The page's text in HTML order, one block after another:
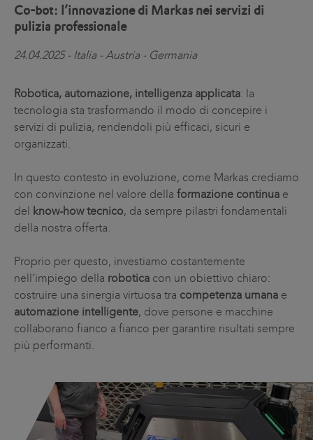
Co-bot: l’innovazione di Markas nei servizi di
pulizia professionale
24.04.2025 - Italia - Austria - Germania
Robotica, automazione, intelligenza applicata: la
tecnologia sta trasformando il modo di concepire i
servizi di pulizia, rendendoli più efficaci, sicuri e
organizzati.
In questo contesto in evoluzione, come Markas crediamo
con convinzione nel valore della formazione continua e
del know-how tecnico, da sempre pilastri fondamentali
della nostra offerta.
Proprio per questo, investiamo costantemente
nell’impiego della robotica con un obiettivo chiaro:
costruire una sinergia virtuosa tra competenza umana e
automazione intelligente, dove persone e macchine
collaborano fianco a fianco per garantire risultati sempre
più performanti.